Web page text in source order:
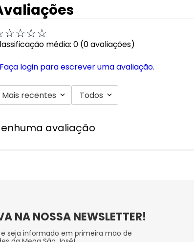
☆☆☆☆
média: 0 (0 avaliações)
Faça login para escrever uma avaliação.
Mais recentes Todos
avaliação
NA NOSSA NEWSLETTER!
seja informado em primeira mão de